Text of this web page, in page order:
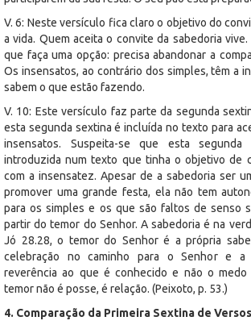
V. 6: Neste versículo fica claro o objetivo do
a vida. Quem aceita o convite da sabedoria vive.
que faça uma opção: precisa abandonar a
Os insensatos, ao contrário dos simples, têm a
sabem o que estão fazendo.
V. 10: Este versículo faz parte da segunda
esta segunda sextina é incluída no texto para
insensatos. Suspeita-se que esta
introduzida num texto que tinha o objetivo de
com a insensatez. Apesar de a sabedoria ser
promover uma grande festa, ela não tem
para os simples e os que são faltos de senso
partir do temor do Senhor. A sabedoria é na
Jó 28.28, o temor do Senhor é a própria
celebração no caminho para o Senhor e a
reverência ao que é conhecido e não o medo
temor não é posse, é relação. (Peixoto, p. 53.)
4. Comparação da Primeira Sextina de